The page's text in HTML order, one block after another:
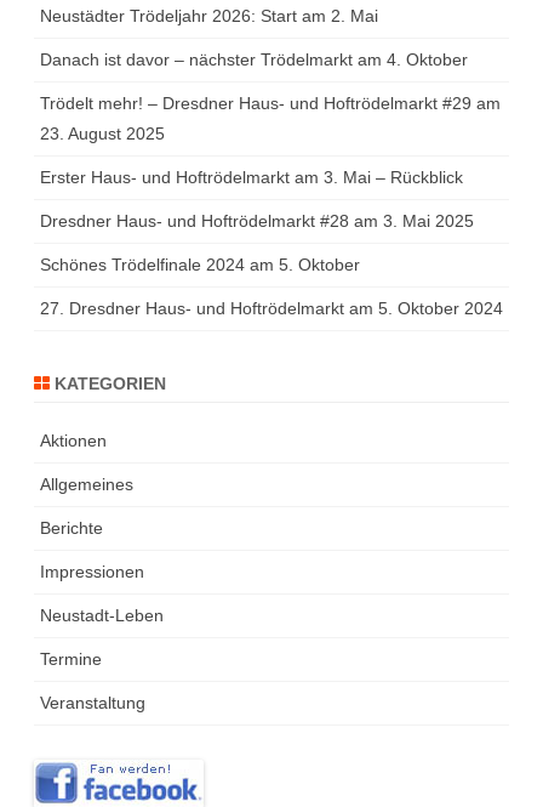
Neustädter Trödeljahr 2026: Start am 2. Mai
Danach ist davor – nächster Trödelmarkt am 4. Oktober
Trödelt mehr! – Dresdner Haus- und Hoftrödelmarkt #29 am
23. August 2025
Erster Haus- und Hoftrödelmarkt am 3. Mai – Rückblick
Dresdner Haus- und Hoftrödelmarkt #28 am 3. Mai 2025
Schönes Trödelfinale 2024 am 5. Oktober
27. Dresdner Haus- und Hoftrödelmarkt am 5. Oktober 2024
KATEGORIEN
Aktionen
Allgemeines
Berichte
Impressionen
Neustadt-Leben
Termine
Veranstaltung